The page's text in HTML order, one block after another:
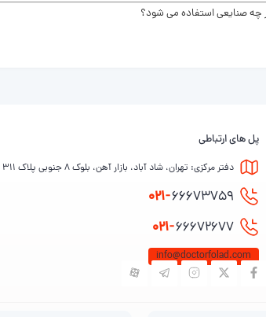
چه صنایعی استفاده می شود؟
پل های ارتباطی
دفتر مرکزی: تهران، شاد آباد، بازار آهن، بلوک ۸ جنوبی پلاک ۳۱۱
021-66673759
021-66672677
info@doctorfolad.com